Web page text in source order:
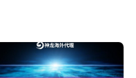
求不高的海量数据抓
源于真实的互联网服务